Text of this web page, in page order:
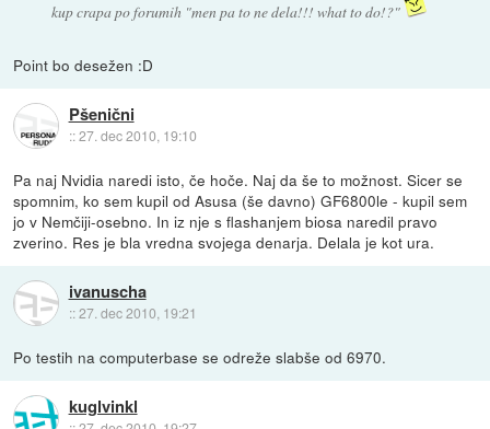
kup crapa po forumih "men pa to ne dela!!! what to do!?"
Point bo desežen :D
Pšenični
::27. dec 2010, 19:10
Pa naj Nvidia naredi isto, če hoče. Naj da še to možnost. Sicer se
spomnim, ko sem kupil od Asusa (še davno) GF6800le - kupil sem
jo v Nemčiji-osebno. In iz nje s flashanjem biosa naredil pravo
zverino. Res je bla vredna svojega denarja. Delala je kot ura.
ivanuscha
::27. dec 2010, 19:21
Po testih na computerbase se odreže slabše od 6970.
kuglvinkl